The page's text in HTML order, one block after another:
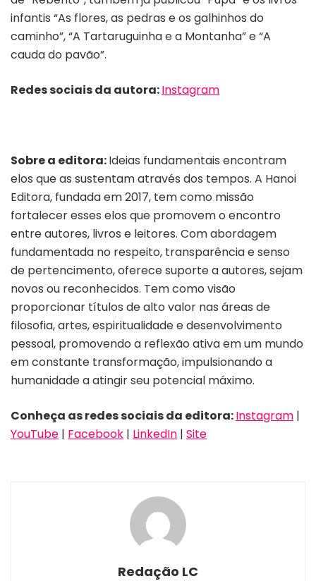
infantis “As flores, as pedras e os galhinhos do
caminho”, “A Tartaruguinha e a Montanha” e “A
cauda do pavão”.
Redes sociais da autora:Instagram
Sobre a editora:Ideias fundamentais encontram
elos que as sustentam através dos tempos. A Hanoi
Editora, fundada em 2017, tem como missão
fortalecer esses elos que promovem o encontro
entre autores, livros e leitores. Com abordagem
fundamentada no respeito, transparência e senso
de pertencimento, oferece suporte a autores, sejam
novos ou reconhecidos. Tem como visão
proporcionar títulos de alto valor nas áreas de
filosofia, artes, espiritualidade e desenvolvimento
pessoal, promovendo a reflexão ativa em um mundo
em constante transformação, impulsionando a
humanidade a atingir seu potencial máximo.
Conheça as redes sociais da editora:Instagram |
YouTube | Facebook | LinkedIn | Site
Redação LC